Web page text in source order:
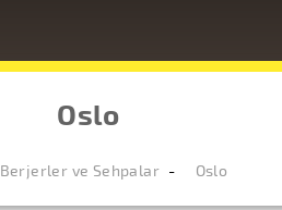
Oslo
Berjerler ve Sehpalar Oslo